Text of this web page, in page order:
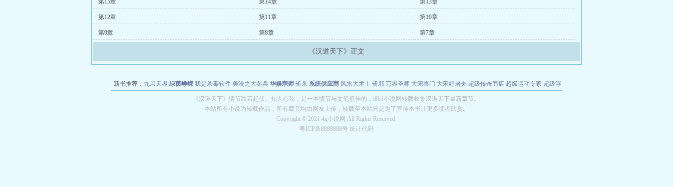
第15章 第14章 第13章
第12章 第11章 第10章
第9章 第8章 第7章
《汉道天下》正文
新书推荐： 九层天界 绿茵峥嵘 我是杀毒软件 美漫之大冬兵 华娱宗师 斩杀 系统供应商 风水大术士 斩邪 万界圣师 大宋将门 大宋好屠夫 超级传奇商店 超级运动专家 超级浮
教练万岁 都市全能巨星 绝对交易 全职武神 位面复制大师 华娱特效大亨 原始大厨王 怪物聊天群 某美漫的特工 我夺舍了魔皇
长别打脸
《汉道天下》情节跌宕起伏、扣人心弦，是一本情节与文笔俱佳的，t8b1小说网转载收集汉道天下最新章节。
本站所有小说为转载作品，所有章节均由网友上传，转载至本站只是为了宣传本书让更多读者欣赏。
Copyright © 2021 4g小说网 All Rights Reserved.
粤ICP备8888888号 统计代码